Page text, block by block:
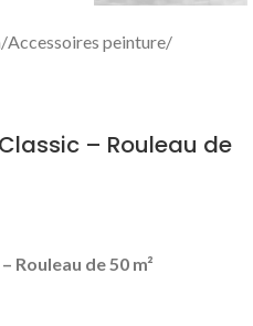
Accessoires peinture
– Rouleau de
Rouleau de 50 m²